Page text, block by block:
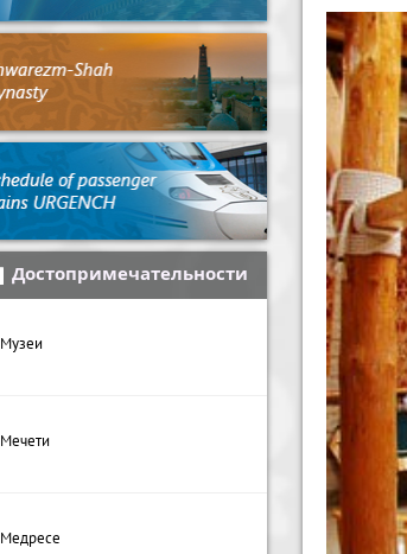
Достопримечательности
Музеи
Мечети
Медресе